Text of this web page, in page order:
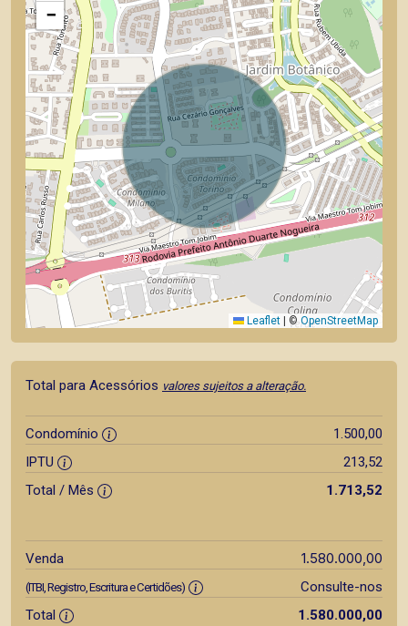
−
Leaflet ©OpenStreetMap
Total para Acessórios valores sujeitos a alteração.
Condomínio
1.500,00
IPTU
213,52
Total / Mês
1.713,52
Venda 1.580.000,00
(ITBI, Registro, Escritura e Certidões)
Consulte-nos
Total
1.580.000,00